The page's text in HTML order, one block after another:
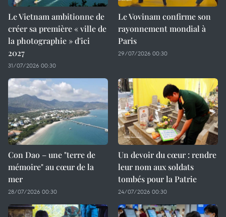
Le Vietnam ambitionne de
créer sa première « ville de
la photographie » d'ici
2027
31/07/2026 00:30
Le Vovinam confirme son
rayonnement mondial à
Paris
29/07/2026 00:30
Con Dao – une "terre de
mémoire" au cœur de la
mer
28/07/2026 00:30
Un devoir du cœur : rendre
leur nom aux soldats
tombés pour la Patrie
24/07/2026 00:30